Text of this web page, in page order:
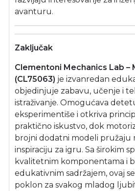
avanturu.
Zaključak
Clementoni Mechanics Lab –
(CL75063) je izvanredan
objedinjuje zabavu, učenje i
istraživanje. Omogućava
eksperimentiše i otkriva
praktično iskustvo, dok
brojni dodatni modeli pružaju
inspiraciju za igru. Sa širokim
kvalitetnim komponentama i
edukativnim sadržajem, ovaj
poklon za svakog mladog